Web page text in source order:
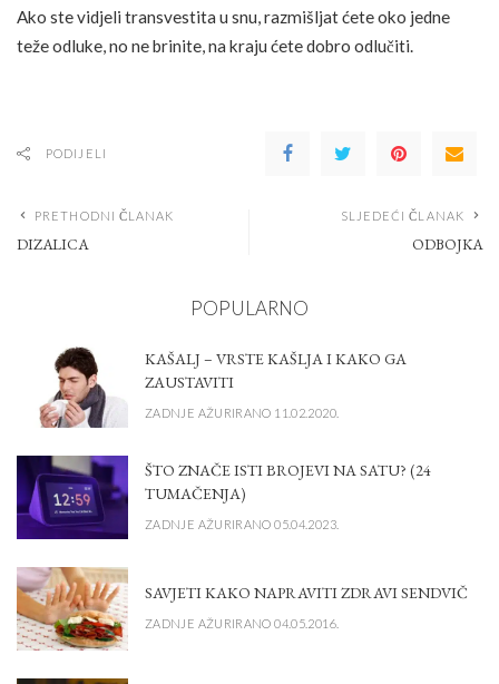
Ako ste vidjeli transvestita u snu, razmišljat ćete oko jedne
teže odluke, no ne brinite, na kraju ćete dobro odlučiti.
PODIJELI
PRETHODNI ČLANAK
DIZALICA
SLJEDEĆI ČLANAK
ODBOJKA
POPULARNO
KAŠALJ – VRSTE KAŠLJA I KAKO GA
ZAUSTAVITI
ZADNJE AŽURIRANO 11.02.2020.
ŠTO ZNAČE ISTI BROJEVI NA SATU? (24
TUMAČENJA)
ZADNJE AŽURIRANO 05.04.2023.
SAVJETI KAKO NAPRAVITI ZDRAVI SENDVIČ
ZADNJE AŽURIRANO 04.05.2016.